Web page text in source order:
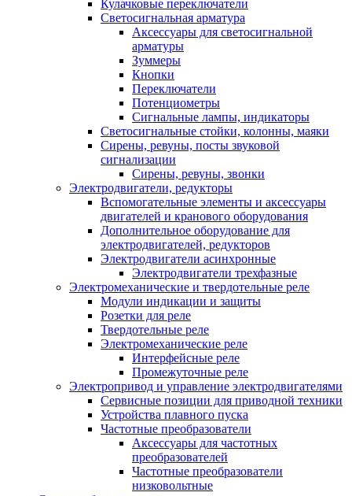
Кулачковые переключатели
Светосигнальная арматура
Аксессуары для светосигнальной
арматуры
Зуммеры
Кнопки
Переключатели
Потенциометры
Сигнальные лампы, индикаторы
Светосигнальные стойки, колонны, маяки
Сирены, ревуны, посты звуковой
сигнализации
Сирены, ревуны, звонки
Электродвигатели, редукторы
Вспомогательные элементы и аксессуары
двигателей и кранового оборудования
Дополнительное оборудование для
электродвигателей, редукторов
Электродвигатели асинхронные
Электродвигатели трехфазные
Электромеханические и твердотельные реле
Модули индикации и защиты
Розетки для реле
Твердотельные реле
Электромеханические реле
Интерфейсные реле
Промежуточные реле
Электропривод и управление электродвигателями
Сервисные позиции для приводной техники
Устройства плавного пуска
Частотные преобразователи
Аксессуары для частотных
преобразователей
Частотные преобразователи
низковольтные